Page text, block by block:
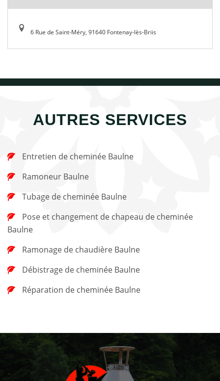
6 Rue de Saint-Méry, 91640 Fontenay-lès-Briis
AUTRES SERVICES
Entretien de cheminée Baulne
Ramoneur Baulne
Tubage de cheminée Baulne
Baulne
Ramonage de chaudière Baulne
Débistrage de cheminée Baulne
Réparation de cheminée Baulne